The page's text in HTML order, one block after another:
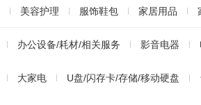
美容护理 服饰鞋包 家居用品
玩乐/收藏 生活服务 淘宝农资
办公设备/耗材/相关服务 影音电器
大家电 U盘/闪存卡/存储/移动硬盘